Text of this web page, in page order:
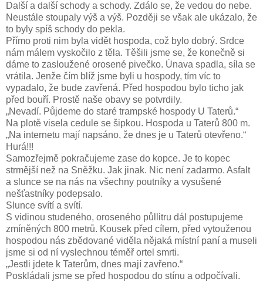
Další a další schody a schody. Zdálo se, že vedou do nebe.
Neustále stoupaly výš a výš. Později se však ale ukázalo, že
to byly spíš schody do pekla.
Přímo proti nim byla vidět hospoda, což bylo dobrý. Srdce
nám málem vyskočilo z těla. Těšili jsme se, že konečně si
dáme to zasloužené orosené pivečko. Únava spadla, síla se
vrátila. Jenže čím blíž jsme byli u hospody, tím víc to
vypadalo, že bude zavřená. Před hospodou bylo ticho jak
před bouří. Prostě naše obavy se potvrdily.
„Nevadí. Půjdeme do staré trampské hospody U Taterů.“
Na plotě visela cedule se šipkou. Hospoda u Taterů 800 m.
„Na internetu mají napsáno, že dnes je u Taterů otevřeno.“
Hurá!!!
Samozřejmě pokračujeme zase do kopce. Je to kopec
strmější než na Sněžku. Jak jinak. Nic není zadarmo. Asfalt
a slunce se na nás na všechny poutníky a vysušené
nešťastníky podepsalo.
Slunce svítí a svítí.
S vidinou studeného, oroseného půllitru dál postupujeme
zmíněných 800 metrů. Kousek před cílem, před vytouženou
hospodou nás zbědované viděla nějaká místní paní a museli
jsme si od ní vyslechnou téměř ortel smrti.
„Jestli jdete k Taterům, dnes mají zavřeno.“
Poskládali jsme se před hospodou do stínu a odpočívali.